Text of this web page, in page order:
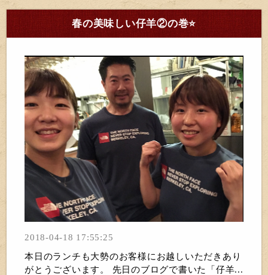
春の美味しい仔羊②の巻⭐
2018-04-18 17:55:25
本日のランチも大勢のお客様にお越しいただきあり
がとうございます。 先日のブログで書いた「仔羊...